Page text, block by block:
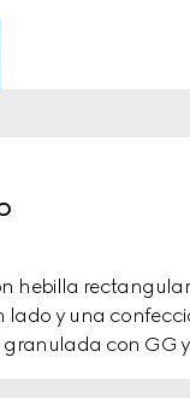
hebilla
y una
con GG